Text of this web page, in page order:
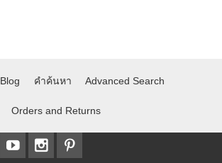
Blog คำค้นหา Advanced Search
Orders and Returns